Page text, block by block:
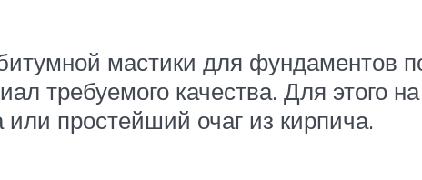
мастики для фундаментов
требуемого качества. Для этого
простейший очаг из кирпича.